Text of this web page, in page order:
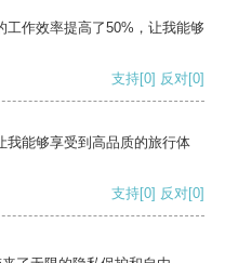
工作效率提高了50%，让我能够
支持[0] 反对[0]
我能够享受到高品质的旅行体
支持[0] 反对[0]